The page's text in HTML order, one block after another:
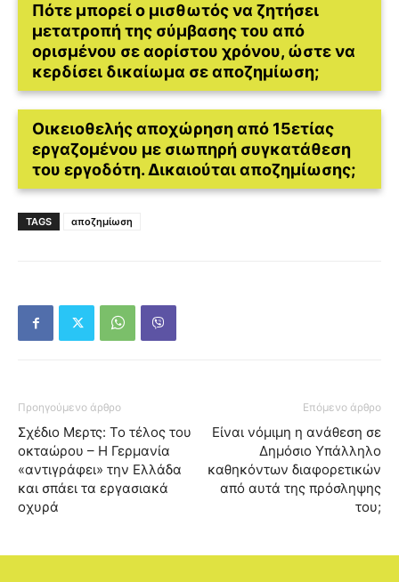
Πότε μπορεί ο μισθωτός να ζητήσει
μετατροπή της σύμβασης του από
ορισμένου σε αορίστου χρόνου, ώστε να
κερδίσει δικαίωμα σε αποζημίωση;
Οικειοθελής αποχώρηση από 15ετίας
εργαζομένου με σιωπηρή συγκατάθεση
του εργοδότη. Δικαιούται αποζημίωσης;
TAGS αποζημίωση
Προηγούμενο άρθρο
Σχέδιο Μερτς: Το τέλος του
οκταώρου – Η Γερμανία
«αντιγράφει» την Ελλάδα
και σπάει τα εργασιακά
οχυρά
Επόμενο άρθρο
Είναι νόμιμη η ανάθεση σε
Δημόσιο Υπάλληλο
καθηκόντων διαφορετικών
από αυτά της πρόσληψης
του;